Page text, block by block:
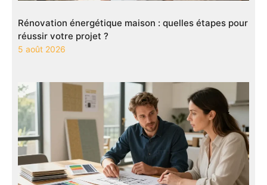
Rénovation énergétique maison : quelles étapes pour
réussir votre projet ?
5 août 2026